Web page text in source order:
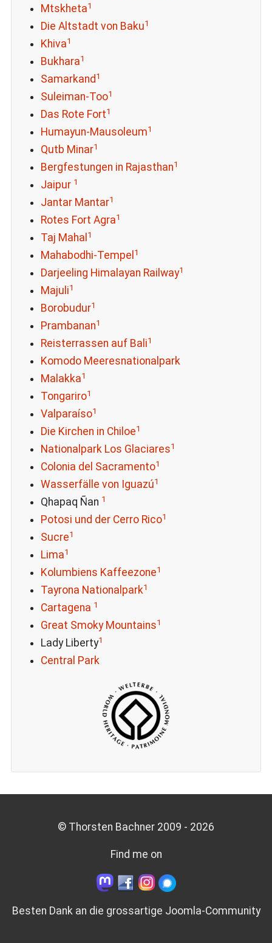
Mtskheta1
Die Altstadt von Baku1
Khiva1
Bukhara1
Samarkand 1
Suleiman-Too1
Das Rote Fort1
Humayun-Mausoleum1
Qutb Minar1
Bergfestungen in Rajasthan1
Jaipur 1
Jantar Mantar1
Rotes Fort Agra1
Taj Mahal 1
Mahabodhi-Tempel 1
Darjeeling Himalayan Railway1
Majuli1
Borobudur1
Prambanan1
Reisterrassen auf Bali1
Komodo Meeresnationalpark
Malakka1
Tongariro1
Valparaíso1
Die Kirchen in Chiloe1
Nationalpark Los Glaciares1
Colonia del Sacramento1
Wasserfälle von Iguazú1
Qhapaq Ñan 1
Potosi und der Cerro Rico1
Sucre1
Lima1
Kolumbiens Kaffeezone1
Tayrona Nationalpark1
Cartagena 1
Great Smoky Mountains1
Lady Liberty1
Central Park
© Thorsten Bachner 2009 - 2026
Find me on
Besten Dank an die grossartige Joomla-Community